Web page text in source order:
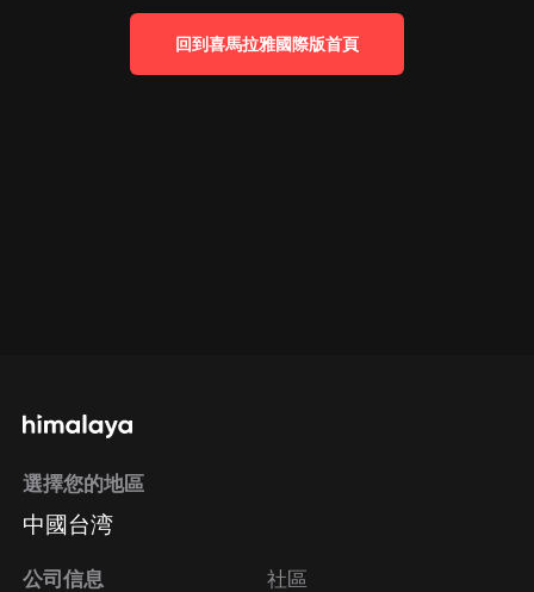
回到喜馬拉雅國際版首頁
選擇您的地區
中國台湾
公司信息 社區